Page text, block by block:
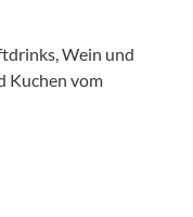
Wein und
Kuchen vom